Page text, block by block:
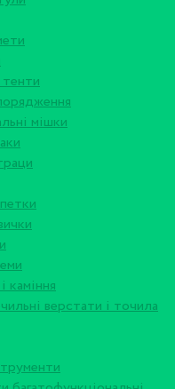
мішки
каміння
верстати і точила